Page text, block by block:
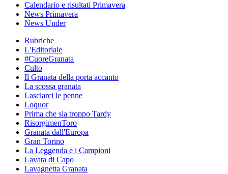
Calendario e risultati Primavera
News Primavera
News Under
Rubriche
L'Editoriale
#CuoreGranata
Culto
Il Granata della porta accanto
La scossa granata
Lasciarci le penne
Loquor
Prima che sia troppo Tardy
RisorgimenToro
Granata dall'Europa
Gran Torino
La Leggenda e i Campioni
Lavata di Capo
Lavagnetta Granata